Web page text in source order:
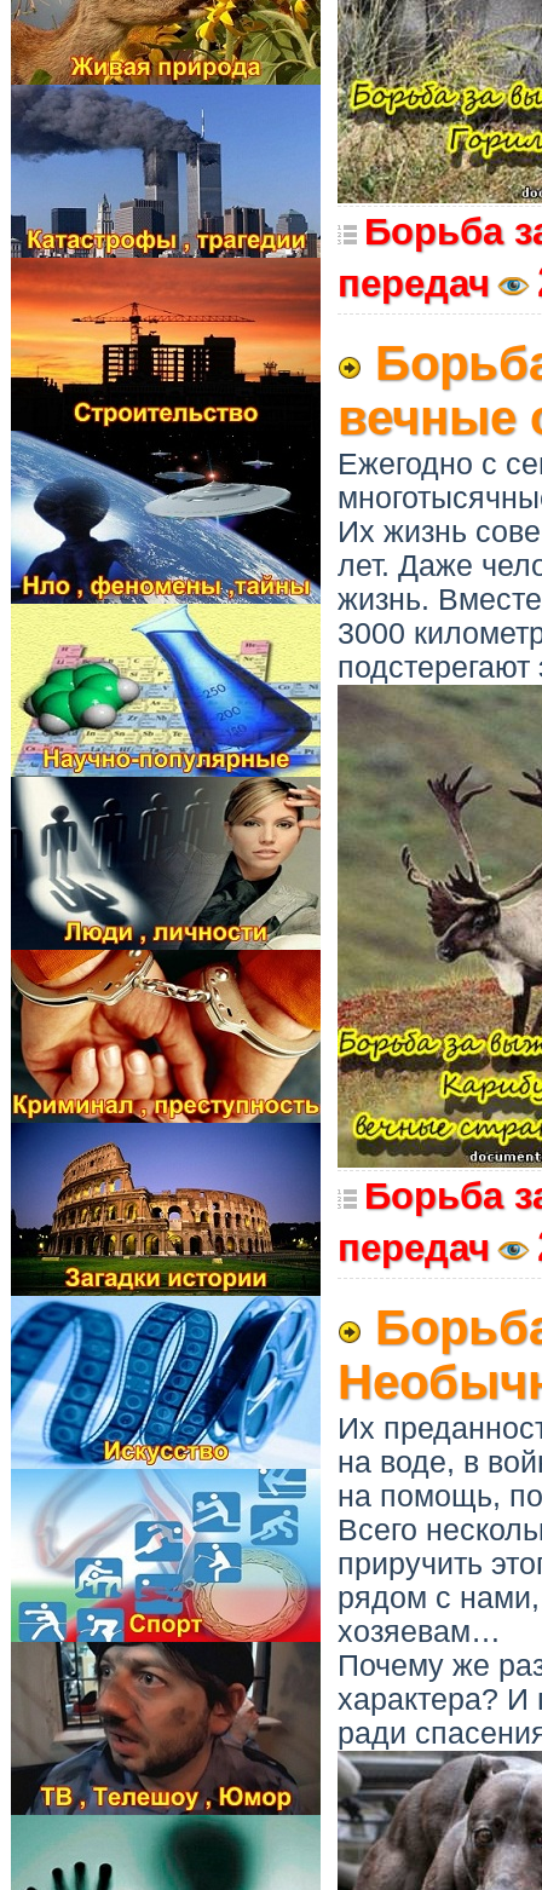
Борьба
передач
вечные
Ежегодно с
Их жизнь
лет. Даже
жизнь.
3000
Борьба
передач
Их
на воде, в
на помощь,
Всего
приручить
рядом с
хозяевам…
Почему же
характера? И
ради